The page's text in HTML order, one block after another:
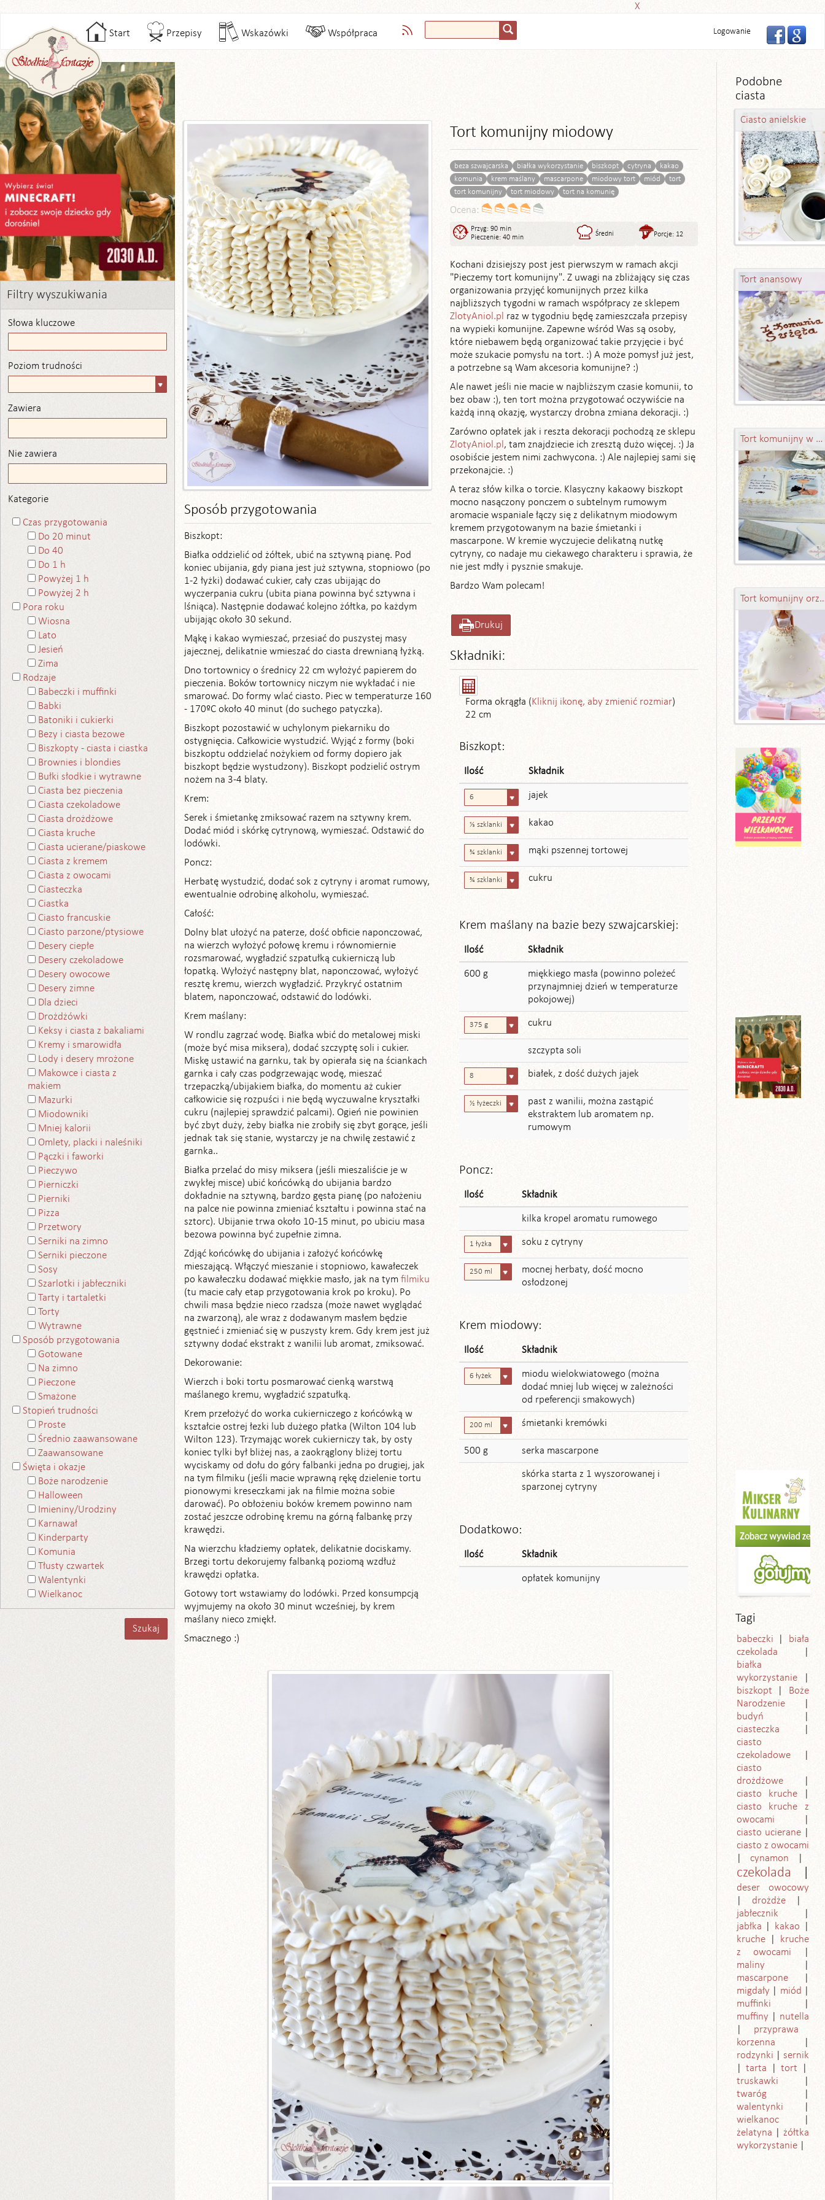
X
Start Przepisy Wskazówki Współpraca Logowanie
Filtry wyszukiwania
Słowa kluczowe
Poziom trudności
trudności
Zawiera
Nie zawiera
Kategorie
Czas przygotowania
Do 20 minut
Do 40
Do 1 h
Powyżej 1 h
Powyżej 2 h
Pora roku
Wiosna
Lato
Jesień
Zima
Rodzaje
Babeczki i muffinki
Babki
Batoniki i cukierki
Bezy i ciasta bezowe
Biszkopty - ciasta i ciastka
Brownies i blondies
Bułki słodkie i wytrawne
Ciasta bez pieczenia
Ciasta czekoladowe
Ciasta drożdżowe
Ciasta kruche
Ciasta ucierane/piaskowe
Ciasta z kremem
Ciasta z owocami
Ciasteczka
Ciastka
Ciasto francuskie
Ciasto parzone/ptysiowe
Desery ciepłe
Desery czekoladowe
Desery owocowe
Desery zimne
Dla dzieci
Drożdżówki
Keksy i ciasta z bakaliami
Kremy i smarowidła
Lody i desery mrożone
Makowce i ciasta z
makiem
Mazurki
Miodowniki
Mniej kalorii
Omlety, placki i naleśniki
Pączki i faworki
Pieczywo
Pierniczki
Pierniki
Pizza
Przetwory
Serniki na zimno
Serniki pieczone
Sosy
Szarlotki i jabłeczniki
Tarty i tartaletki
Torty
Wytrawne
Sposób przygotowania
Gotowane
Na zimno
Pieczone
Smażone
Stopień trudności
Proste
Średnio zaawansowane
Zaawansowane
Święta i okazje
Boże narodzenie
Halloween
Imieniny/Urodziny
Karnawał
Kinderparty
Komunia
Tłusty czwartek
Walentynki
Wielkanoc
Sposób przygotowania
Biszkopt:
Białka oddzielić od żółtek, ubić na sztywną pianę. Pod
koniec ubijania, gdy piana jest już sztywna, stopniowo (po
1-2 łyżki) dodawać cukier, cały czas ubijając do
wyczerpania cukru (ubita piana powinna być sztywna i
lśniąca). Następnie dodawać kolejno żółtka, po każdym
ubijając około 30 sekund.
Mąkę i kakao wymieszać, przesiać do puszystej masy
jajecznej, delikatnie wmieszać do ciasta drewnianą łyżką.
Dno tortownicy o średnicy 22 cm wyłożyć papierem do
pieczenia. Boków tortownicy niczym nie wykładać i nie
smarować. Do formy wlać ciasto. Piec w temperaturze 160
- 170ºC około 40 minut (do suchego patyczka).
Biszkopt pozostawić w uchylonym piekarniku do
ostygnięcia. Całkowicie wystudzić. Wyjąć z formy (boki
biszkoptu oddzielać nożykiem od formy dopiero jak
biszkopt będzie wystudzony). Biszkopt podzielić ostrym
nożem na 3-4 blaty.
Krem:
Serek i śmietankę zmiksować razem na sztywny krem.
Dodać miód i skórkę cytrynową, wymieszać. Odstawić do
lodówki.
Poncz:
Herbatę wystudzić, dodać sok z cytryny i aromat rumowy,
ewentualnie odrobinę alkoholu, wymieszać.
Całość:
Dolny blat ułożyć na paterze, dość obficie naponczować,
na wierzch wyłożyć połowę kremu i równomiernie
rozsmarować, wygładzić szpatułką cukierniczą lub
łopatką. Wyłożyć następny blat, naponczować, wyłożyć
resztę kremu, wierzch wygładzić. Przykryć ostatnim
blatem, naponczować, odstawić do lodówki.
Krem maślany:
W rondlu zagrzać wodę. Białka wbić do metalowej miski
(może być misa miksera), dodać szczyptę soli i cukier.
Miskę ustawić na garnku, tak by opierała się na ściankach
garnka i cały czas podgrzewając wodę, mieszać
trzepaczką/ubijakiem białka, do momentu aż cukier
całkowicie się rozpuści i nie będą wyczuwalne kryształki
cukru (najlepiej sprawdzić palcami). Ogień nie powinien
być zbyt duży, żeby białka nie zrobiły się zbyt gorące, jeśli
jednak tak się stanie, wystarczy je na chwilę zestawić z
garnka..
Białka przelać do misy miksera (jeśli mieszaliście je w
zwykłej misce) ubić końcówką do ubijania bardzo
dokładnie na sztywną, bardzo gęsta pianę (po nałożeniu
na palce nie powinna zmieniać kształtu i powinna stać na
sztorc). Ubijanie trwa około 10-15 minut, po ubiciu masa
bezowa powinna być zupełnie zimna.
Zdjąć końcówkę do ubijania i założyć końcówkę
mieszającą. Włączyć mieszanie i stopniowo, kawałeczek
po kawałeczku dodawać miękkie masło, jak na tym filmiku
(tu macie cały etap przygotowania krok po kroku). Po
chwili masa będzie nieco rzadsza (może nawet wyglądać
na zwarzoną), ale wraz z dodawanym masłem będzie
gęstnieć i zmieniać się w puszysty krem. Gdy krem jest już
sztywny dodać ekstrakt z wanilii lub aromat, zmiksować.
Dekorowanie:
Wierzch i boki tortu posmarować cienką warstwą
maślanego kremu, wygładzić szpatułką.
Krem przełożyć do worka cukierniczego z końcówką w
kształcie ostrej łezki lub dużego płatka (Wilton 104 lub
Wilton 123). Trzymając worek cukierniczy tak, by osty
koniec tylki był bliżej nas, a zaokrąglony bliżej tortu
wyciskamy od dołu do góry falbanki jedna po drugiej, jak
na tym filmiku (jeśli macie wprawną rękę dzielenie tortu
pionowymi kreseczkami jak na filmie można sobie
darować). Po obłożeniu boków kremem powinno nam
zostać jeszcze odrobinę kremu na górną falbankę przy
krawędzi.
Na wierzchu kładziemy opłatek, delikatnie dociskamy.
Brzegi tortu dekorujemy falbanką poziomą wzdłuż
krawędzi opłatka.
Gotowy tort wstawiamy do lodówki. Przed konsumpcją
wyjmujemy na około 30 minut wcześniej, by krem
maślany nieco zmiękł.
Smacznego :)
Tort komunijny miodowy
beza szwajcarska białka wykorzystanie biszkopt cytryna
kakao
komunia
krem maślany mascarpone miodowy tort miód
tort
tort komunijny
tort miodowy tort na komunię
Ocena:
Przyg: 90 min
Pieczenie: 40 min
Średni Porcje: 12
Kochani dzisiejszy post jest pierwszym w ramach akcji
"Pieczemy tort komunijny". Z uwagi na zbliżający się czas
organizowania przyjęć komunijnych przez kilka
najbliższych tygodni w ramach współpracy ze sklepem
ZlotyAniol.pl raz w tygodniu będę zamieszczała przepisy
na wypieki komunijne. Zapewne wśród Was są osoby,
które niebawem będą organizować takie przyjęcie i być
może szukacie pomysłu na tort. :) A może pomysł już jest,
a potrzebne są Wam akcesoria komunijne? :)
Ale nawet jeśli nie macie w najbliższym czasie komunii, to
bez obaw :), ten tort można przygotować oczywiście na
każdą inną okazję, wystarczy drobna zmiana dekoracji. :)
Zarówno opłatek jak i reszta dekoracji pochodzą ze sklepu
ZlotyAniol.pl , tam znajdziecie ich zresztą dużo więcej. :) Ja
osobiście jestem nimi zachwycona. :) Ale najlepiej sami się
przekonajcie. :)
A teraz słów kilka o torcie. Klasyczny kakaowy biszkopt
mocno nasączony ponczem o subtelnym rumowym
aromacie wspaniale łączy się z delikatnym miodowym
kremem przygotowanym na bazie śmietanki i
mascarpone. W kremie wyczujecie delikatną nutkę
cytryny, co nadaje mu ciekawego charakteru i sprawia, że
nie jest mdły i pysznie smakuje.
Bardzo Wam polecam!
Drukuj
Składniki:
Forma okrągła (Kliknij ikonę, aby zmienić rozmiar)
22 cm
Biszkopt:
Ilość Składnik
6 jajek
⅓ szklanki kakao
¾ szklanki mąki pszennej tortowej
¾ szklanki cukru
Krem maślany na bazie bezy szwajcarskiej:
Ilość Składnik
600 g
miękkiego masła (powinno poleżeć
przynajmniej dzień w temperaturze
pokojowej)
375 g cukru
szczypta soli
8 białek, z dość dużych jajek
½ łyżeczki
past z wanilii, można zastąpić
ekstraktem lub aromatem np.
rumowym
Poncz:
Ilość Składnik
kilka kropel aromatu rumowego
1 łyżka soku z cytryny
250 ml
mocnej herbaty, dość mocno
osłodzonej
Krem miodowy:
Ilość Składnik
6 łyżek
miodu wielokwiatowego (można
dodać mniej lub więcej w zależności
od rpeferencji smakowych)
200 ml śmietanki kremówki
500 g serka mascarpone
skórka starta z 1 wyszorowanej i
sparzonej cytryny
Dodatkowo:
Ilość Składnik
opłatek komunijny
Podobne
ciasta
Ciasto anielskie
Tort anansowy
Tort komunijny w kształcie księgi
Tort komunijny
Tagi
babeczki
biała
czekolada
białka
wykorzystanie
biszkopt
Boże
Narodzenie
budyń
ciasteczka
ciasto
czekoladowe
ciasto
drożdżowe
ciasto kruche
ciasto kruche z
owocami
ciasto ucierane
ciasto z owocami
cynamon
czekolada
deser owocowy
drożdże
jabłecznik
jabłka
kakao
kruche
kruche
z owocami
maliny
mascarpone
migdały
miód
muffinki
muffiny
nutella
przyprawa
korzenna
rodzynki
sernik
tarta
tort
truskawki
twaróg
walentynki
wielkanoc
żelatyna
żółtka
wykorzystanie